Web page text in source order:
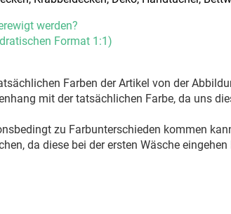
werden?
Format 1:1)
Farben der Artikel von der
mit der tatsächlichen Farbe, da uns
zu Farbunterschieden kommen
da diese bei der ersten Wäsche eingehen